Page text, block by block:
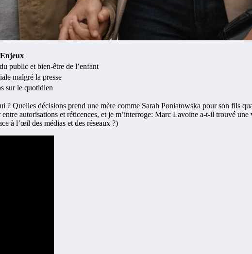
Enjeux
public et bien-être de l’enfant
malgré la presse
sur le quotidien
? Quelles décisions prend une mère comme Sarah Poniatowska pour son fils
autorisations et réticences, et je m’interroge: Marc Lavoine a-t-il trouvé une
à l’œil des médias et des réseaux ?)